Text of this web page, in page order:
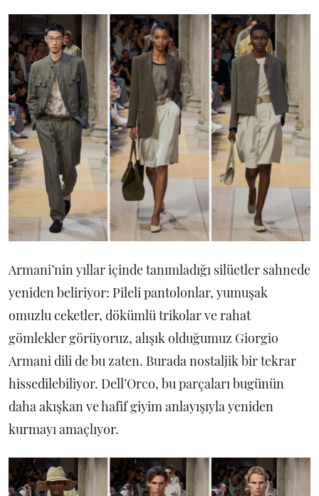
Armani’nin yıllar içinde tanımladığı silüetler sahnede
yeniden beliriyor: Pileli pantolonlar, yumuşak
omuzlu ceketler, dökümlü trikolar ve rahat
gömlekler görüyoruz, alışık olduğumuz Giorgio
Armani dili de bu zaten. Burada nostaljik bir tekrar
hissedilebiliyor. Dell’Orco, bu parçaları bugünün
daha akışkan ve hafif giyim anlayışıyla yeniden
kurmayı amaçlıyor.